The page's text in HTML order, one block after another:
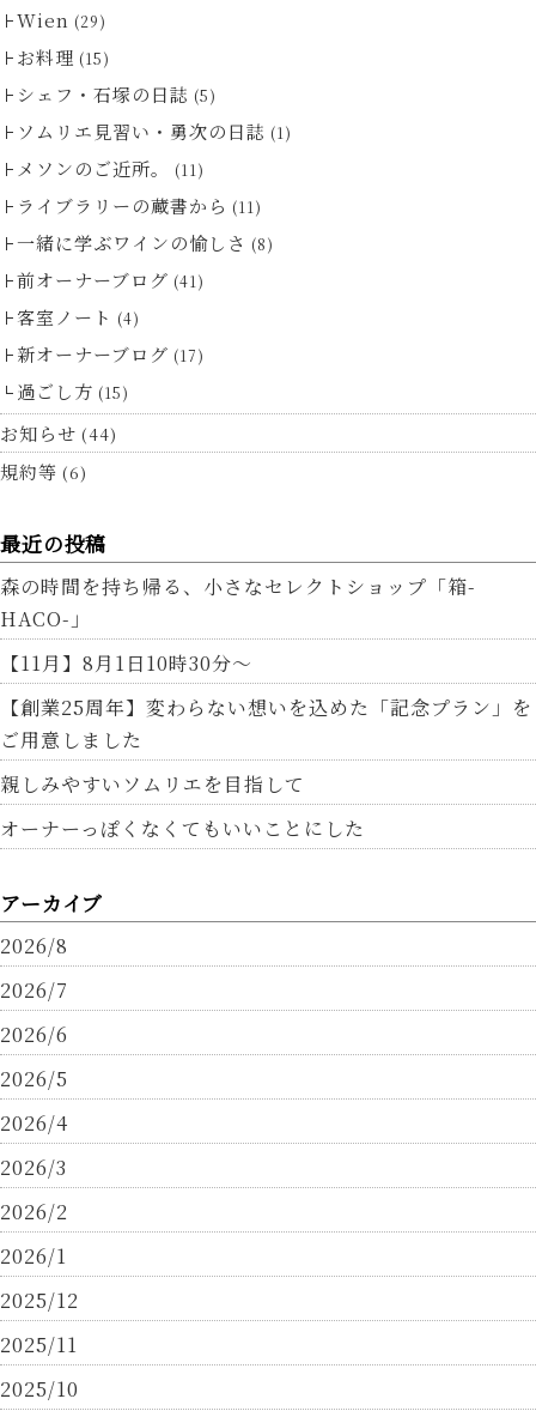
Wien (29)
お料理 (15)
シェフ・石塚の日誌 (5)
ソムリエ見習い・勇次の日誌 (1)
メソンのご近所。 (11)
ライブラリーの蔵書から (11)
一緒に学ぶワインの愉しさ (8)
前オーナーブログ (41)
客室ノート (4)
新オーナーブログ (17)
過ごし方 (15)
お知らせ (44)
規約等 (6)
最近の投稿
森の時間を持ち帰る、小さなセレクトショップ「箱-
HACO-」
【11月】8月1日10時30分～
【創業25周年】変わらない想いを込めた「記念プラン」を
ご用意しました
親しみやすいソムリエを目指して
オーナーっぽくなくてもいいことにした
アーカイブ
2026/8
2026/7
2026/6
2026/5
2026/4
2026/3
2026/2
2026/1
2025/12
2025/11
2025/10